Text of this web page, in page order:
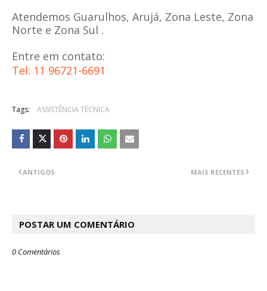
Atendemos Guarulhos, Arujá, Zona Leste, Zona
Norte e Zona Sul .
Tel: 11 96721-6691
Tags: ASSISTÊNCIA TÉCNICA
MAIS RECENTES
ANTIGOS
POSTAR UM COMENTÁRIO
0 Comentários